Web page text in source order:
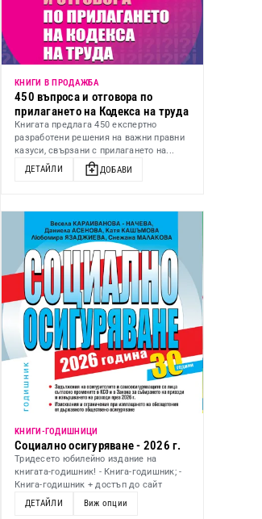
КНИГИ В ПРОДАЖБА
450 въпроса и отговора по
прилагането на Кодекса на труда
Книгата предлага 450 експертно
разработени решения на важни правни
казуси, свързани с прилагането на...
ДЕТАЙЛИ
ДОБАВИ
KНИГИ-ГОДИШНИЦИ
Социално осигуряване - 2026 г.
Тридесето юбилейно издание на
книгата-годишник! - Книга-годишник; -
Книга-годишник + достъп до сайт
ДЕТАЙЛИ
Виж опции